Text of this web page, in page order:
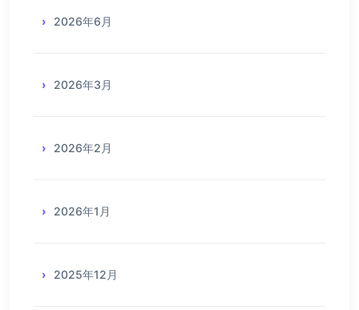
2026年6月
2026年3月
2026年2月
2026年1月
2025年12月